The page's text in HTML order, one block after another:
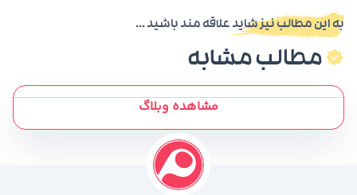
به این مطالب نیز شاید علاقه مند باشید ...
مطالب مشابه
مشاهده وبلاگ